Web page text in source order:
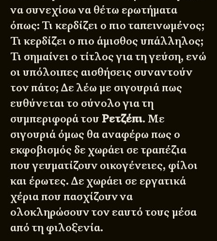
να συνεχίσω να θέτω ερωτήματα
όπως: Τι κερδίζει ο πιο ταπεινωμένος;
Τι κερδίζει ο πιο άμισθος υπάλληλος;
Τι σημαίνει ο τίτλος για τη γεύση, ενώ
οι υπόλοιπες αισθήσεις συναντούν
τον πάτο; Δε λέω με σιγουριά πως
ευθύνεται το σύνολο για τη
συμπεριφορά του Ρετζέπι. Με
σιγουριά όμως θα αναφέρω πως ο
εκφοβισμός δε χωράει σε τραπέζια
που γευματίζουν οικογένειες, φίλοι
και έρωτες. Δε χωράει σε εργατικά
χέρια που πασχίζουν να
ολοκληρώσουν τον εαυτό τους μέσα
από τη φιλοξενία.